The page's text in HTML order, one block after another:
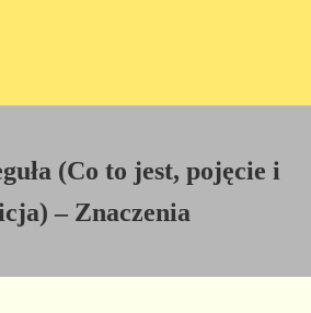
(Co to jest, pojęcie i
– Znaczenia